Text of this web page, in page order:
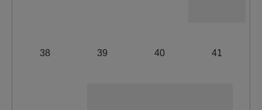
38 39 40 41